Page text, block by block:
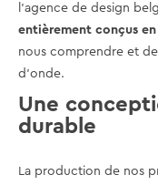
l'agence de design
entièrement conçus
nous comprendre et
d'onde.
Une
durable
La production de nos